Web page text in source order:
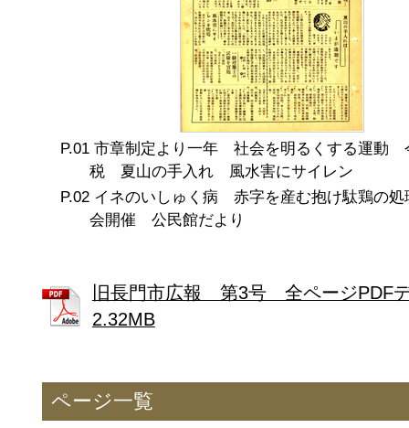
市章制定より一年 社会を明るくする運動
税 夏山の手入れ 風水害にサイレン
イネのいしゅく病 赤字を産む抱け駄鶏の
会開催 公民館だより
旧長門市広報 第3号 全ページPDF
2.32MB
ページ一覧